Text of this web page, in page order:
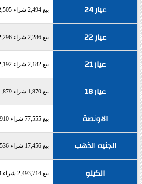
عيار 24
بيع 2,494 شراء 2,505
عيار 22 بيع 2,286 شراء 2,296
عيار 21 بيع 2,182 شراء 2,192
عيار 18 بيع 1,870 شراء 1,879
الاونصة بيع 77,555 شراء 77,910
الجنيه الذهب بيع 17,456 شراء 17,536
الكيلو بيع 2,493,714 شراء 2,505,143